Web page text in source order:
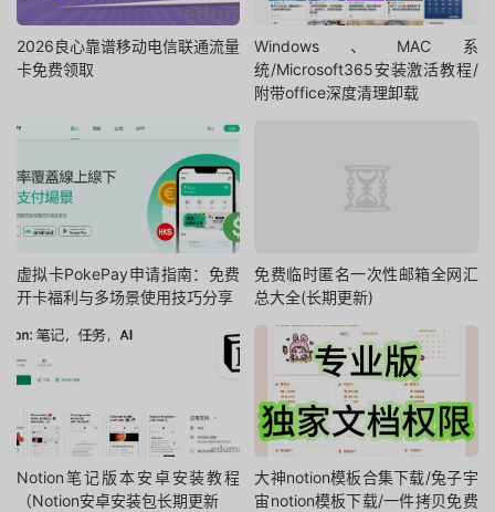
2026良心靠谱移动电信联通流量
卡免费领取
Windows、MAC系
统/Microsoft365安装激活教程/
附带office深度清理卸载
虚拟卡PokePay申请指南：免费
开卡福利与多场景使用技巧分享
免费临时匿名一次性邮箱全网汇
总大全(长期更新)
Notion笔记版本安卓安装教程
（Notion安卓安装包长期更新
大神notion模板合集下载/兔子宇
宙notion模板下载/一件拷贝免费